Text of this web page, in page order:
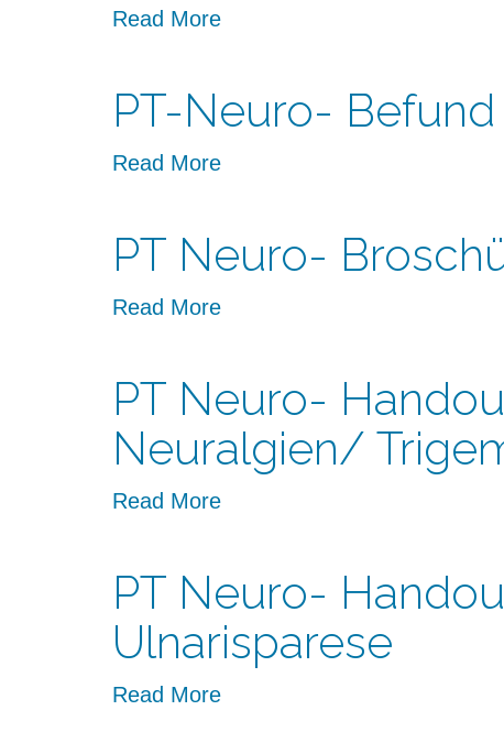
Read More
PT-Neuro- Befund
Read More
PT Neuro-
Read More
PT Neuro-
Neuralgien/
Read More
PT Neuro-
Ulnarisparese
Read More